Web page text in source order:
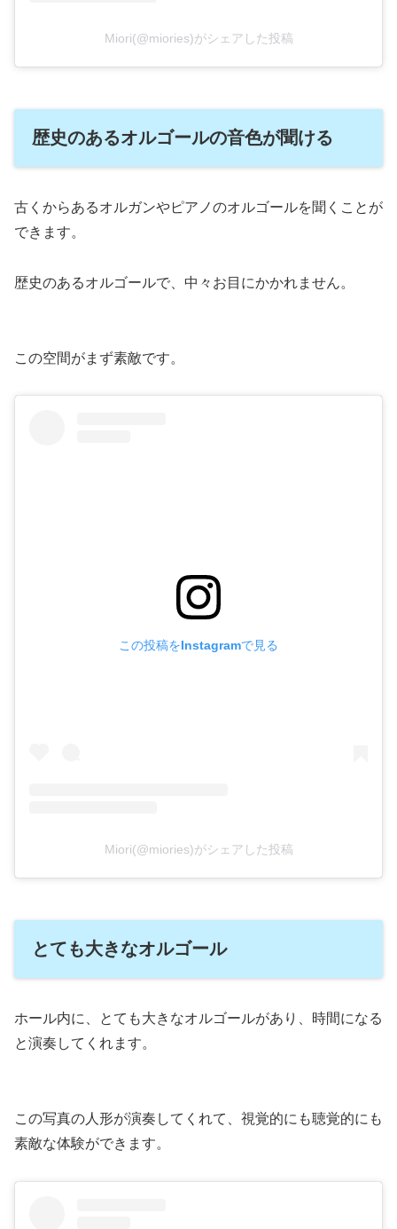
Miori(@miories)がシェアした投稿
歴史のあるオルゴールの音色が聞ける
古くからあるオルガンやピアノのオルゴールを聞くことが
できます。
歴史のあるオルゴールで、中々お目にかかれません。
この空間がまず素敵です。
この投稿をInstagramで見る
Miori(@miories)がシェアした投稿
とても大きなオルゴール
ホール内に、とても大きなオルゴールがあり、時間になる
と演奏してくれます。
この写真の人形が演奏してくれて、視覚的にも聴覚的にも
素敵な体験ができます。